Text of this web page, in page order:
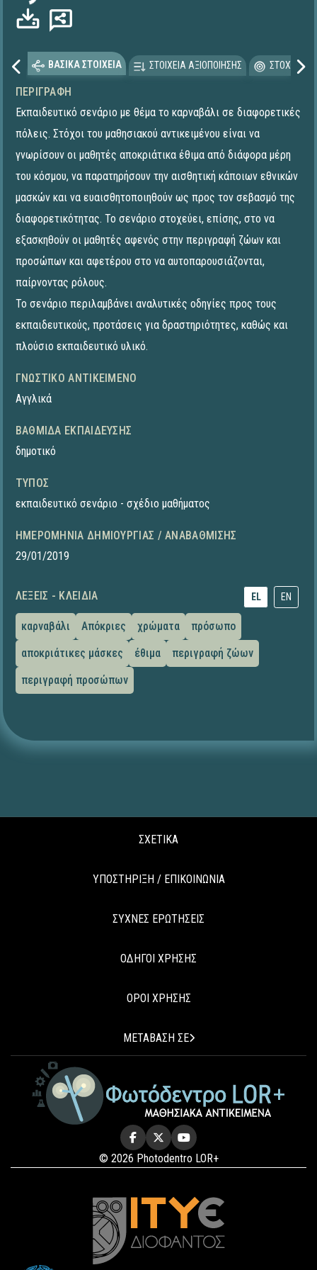
ΒΑΣΙΚΑ ΣΤΟΙΧΕΙΑ ΣΤΟΙΧΕΙΑ ΑΞΙΟΠΟΙΗΣΗΣ
ΠΕΡΙΓΡΑΦΉ
Εκπαιδευτικό σενάριο με θέμα το καρναβάλι σε διαφορετικές
πόλεις. Στόχοι του μαθησιακού αντικειμένου είναι να
γνωρίσουν οι μαθητές αποκριάτικα έθιμα από διάφορα μέρη
του κόσμου, να παρατηρήσουν την αισθητική κάποιων εθνικών
μασκών και να ευαισθητοποιηθούν ως προς τον σεβασμό της
διαφορετικότητας. Το σενάριο στοχεύει, επίσης, στο να
εξασκηθούν οι μαθητές αφενός στην περιγραφή ζώων και
προσώπων και αφετέρου στο να αυτοπαρουσιάζονται,
παίρνοντας ρόλους.
Το σενάριο περιλαμβάνει αναλυτικές οδηγίες προς τους
εκπαιδευτικούς, προτάσεις για δραστηριότητες, καθώς και
πλούσιο εκπαιδευτικό υλικό.
ΓΝΩΣΤΙΚΌ ΑΝΤΙΚΕΊΜΕΝΟ
Αγγλικά
ΒΑΘΜΊΔΑ ΕΚΠΑΊΔΕΥΣΗΣ
δημοτικό
ΤΎΠΟΣ
εκπαιδευτικό σενάριο - σχέδιο μαθήματος
ΗΜΕΡΟΜΗΝΊΑ ΔΗΜΙΟΥΡΓΊΑΣ / ΑΝΑΒΆΘΜΙΣΗΣ
29/01/2019
ΛΈΞΕΙΣ - ΚΛΕΙΔΙΆ EL EN
καρναβάλι Απόκριες χρώματα
πρόσωπο
αποκριάτικες μάσκες
έθιμα
περιγραφή ζώων
περιγραφή προσώπων
ΣΧΕΤΙΚΑ
ΥΠΟΣΤΗΡΙΞΗ / ΕΠΙΚΟΙΝΩΝΙΑ
ΣΥΧΝΕΣ ΕΡΩΤΗΣΕΙΣ
ΟΔΗΓΟΙ ΧΡΗΣΗΣ
ΟΡΟΙ ΧΡΗΣΗΣ
ΜΕΤΑΒΑΣΗ ΣΕ
© 2026 Photodentro LOR+